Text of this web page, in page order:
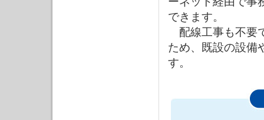
できます。
配線工事も不要
ため、既設の設備
す。